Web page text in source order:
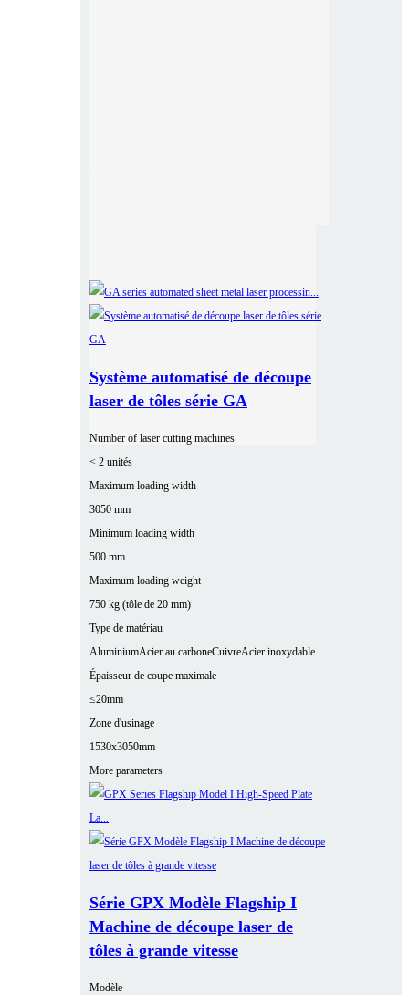
Système automatisé de découpe
laser de tôles série GA
Number of laser cutting machines
< 2 unités
Maximum loading width
3050 mm
Minimum loading width
500 mm
Maximum loading weight
750 kg (tôle de 20 mm)
Type de matériau
AluminiumAcier au carboneCuivreAcier inoxydable
Épaisseur de coupe maximale
≤20mm
Zone d'usinage
1530x3050mm
More parameters
Série GPX Modèle Flagship I
Machine de découpe laser de
tôles à grande vitesse
Modèle